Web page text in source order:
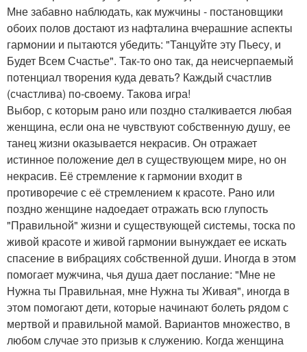
Мне забавно наблюдать, как мужчины - постановщики
обоих полов достают из нафталина вчерашние аспекты
гармонии и пытаются убедить: "Танцуйте эту Пьесу, и
Будет Всем Счастье". Так-то оно так, да неисчерпаемый
потенциал творения куда девать? Каждый счастлив
(счастлива) по-своему. Такова игра!
Выбор, с которым рано или поздно сталкивается любая
женщина, если она не чувствуют собственную душу, ее
танец жизни оказывается некрасив. Он отражает
истинное положение дел в существующем мире, но он
некрасив. Её стремление к гармонии входит в
противоречие с её стремлением к красоте. Рано или
поздно женщине надоедает отражать всю глупость
"Правильной" жизни и существующей системы, тоска по
живой красоте и живой гармонии вынуждает ее искать
спасение в вибрациях собственной души. Иногда в этом
помогает мужчина, чья душа дает послание: "Мне не
Нужна ты Правильная, мне Нужна ты Живая", иногда в
этом помогают дети, которые начинают болеть рядом с
мертвой и правильной мамой. Вариантов множество, в
любом случае это призыв к служению. Когда женщина